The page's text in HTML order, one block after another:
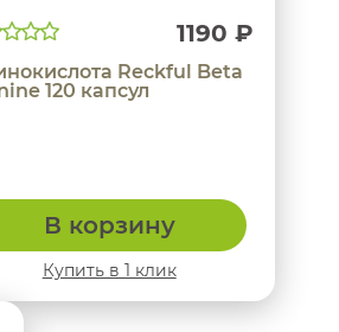
1190 ₽
Reckful Beta
120 капсул
В корзину
Купить в 1 клик